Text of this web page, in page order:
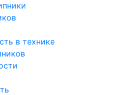
в технике